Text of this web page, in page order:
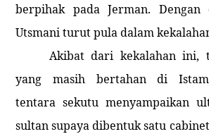
berpihak pada Jerman.
Utsmani turut pula dalam
Akibat dari kekalahan ini,
yang masih bertahan di
tentara sekutu menyampaikan
sultan supaya dibentuk satu